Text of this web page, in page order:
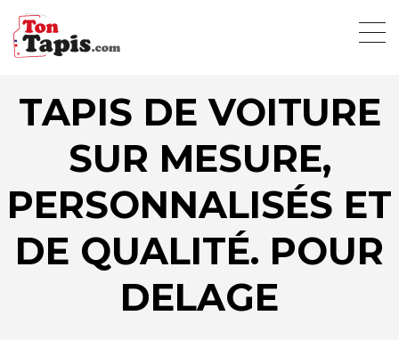
TAPIS DE VOITURE
SUR MESURE,
PERSONNALISÉS ET
DE QUALITÉ. POUR
DELAGE